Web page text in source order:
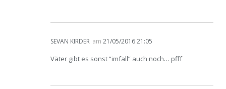
SEVAN KIRDER am 21/05/2016 21:05
Väter gibt es sonst “imfall” auch noch… pfff